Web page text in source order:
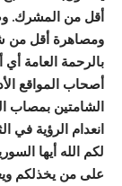
أقل من المشرك.
ومصاهرة أقل من
بالرحمة العامة
أصحاب المواقع
الشامتين بمصاب
انعدام الرؤية في
لكم الله أيها
على من يخذلكم